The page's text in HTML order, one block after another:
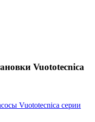
Vuototecnica